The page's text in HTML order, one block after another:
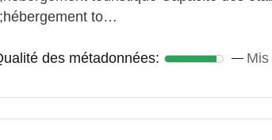
to…
des métadonnées:
des métadonnées: